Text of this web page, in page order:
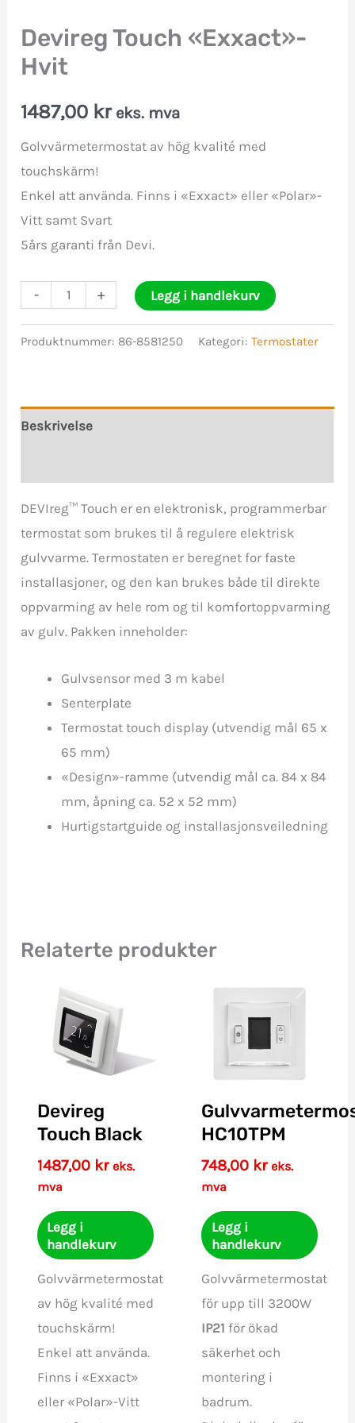
Devireg Touch «Exxact»-
Hvit
1487,00 kr eks. mva
Golvvärmetermostat av hög kvalité med
touchskärm!
Enkel att använda. Finns i «Exxact» eller «Polar»-
Vitt samt Svart
5års garanti från Devi.
-
Devireg
«Exxact»-
+ Legg i handlekurv
Produktnummer: 86-8581250 Kategori:Termostater
Beskrivelse
DEVIreg™ Touch er en elektronisk, programmerbar
termostat som brukes til å regulere elektrisk
gulvvarme. Termostaten er beregnet for faste
installasjoner, og den kan brukes både til direkte
oppvarming av hele rom og til komfortoppvarming
av gulv. Pakken inneholder:
Gulvsensor med 3 m kabel
Senterplate
Termostat touch display (utvendig mål 65 x
65 mm)
«Design»-ramme (utvendig mål ca. 84 x 84
mm, åpning ca. 52 x 52 mm)
Hurtigstartguide og installasjonsveiledning
Relaterte produkter
Devireg
Touch Black
1487,00 kr eks.
mva
Legg i
handlekurv
Golvvärmetermostat
av hög kvalité med
touchskärm!
Enkel att använda.
Finns i «Exxact»
eller «Polar»-Vitt
HC10TPM
748,00 kr eks.
mva
Legg i
handlekurv
Golvvärmetermostat
för upp till 3200W
IP21 för ökad
säkerhet och
montering i
badrum.